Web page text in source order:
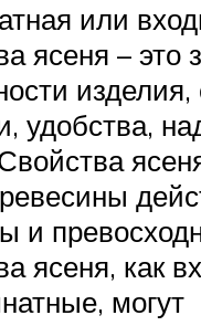
или
ясеня – это
изделия,
удобства,
и
ясеня, как
могут